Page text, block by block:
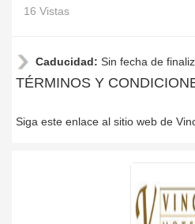
16 Vistas
Caducidad: Sin fecha de
TÉRMINOS Y
Siga este enlace al sitio web de